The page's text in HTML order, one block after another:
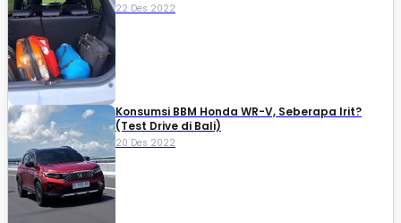
22 Des 2022
Konsumsi BBM Honda WR-V, Seberapa Irit?
(Test Drive di Bali)
20 Des 2022